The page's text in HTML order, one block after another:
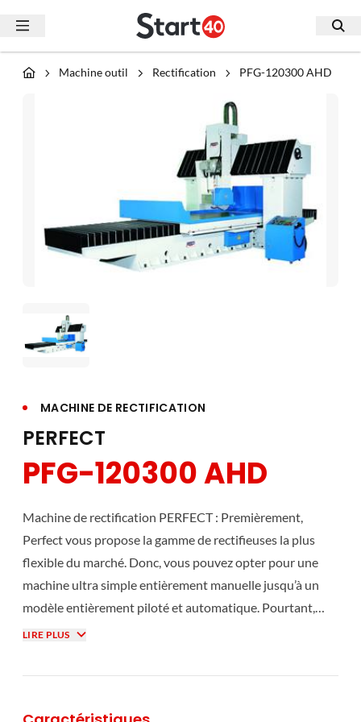
Machine outil Rectification PFG-120300 AHD
MACHINE DE RECTIFICATION
PERFECT
PFG-120300 AHD
Machine de rectification PERFECT : Premièrement,
Perfect vous propose la gamme de rectifieuses la plus
flexible du marché. Donc, vous pouvez opter pour une
machine ultra simple entièrement manuelle jusqu’à un
modèle entièrement piloté et automatique. Pourtant,
toutes nos rectifieuses Perfect se basent sur le plus strict
précision et de stabilité n’est plus à faire et elles peuvent
LIRE PLUS